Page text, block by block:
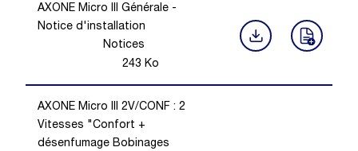
AXONE Micro III Générale -
Notice d'installation
Notices
243 Ko
AXONE Micro III 2V/CONF : 2
Vitesses "Confort +
désenfumage Bobinages